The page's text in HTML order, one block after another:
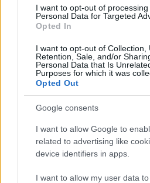
I want to opt-out of processing
Personal Data for Targeted
Opted In
I want to opt-out of Collection,
Retention, Sale, and/or
Personal Data that Is
Purposes for which it was
Opted Out
Google consents
I want to allow Google to
related to advertising like
device identifiers in apps.
I want to allow my user data
konkrétan miből
Grabán Zsolt, a nem zenei